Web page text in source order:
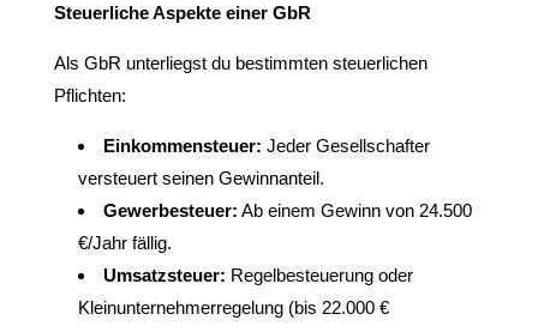
Steuerliche Aspekte einer GbR
Als GbR unterliegst du bestimmten steuerlichen
Pflichten:
Einkommensteuer: Jeder Gesellschafter
versteuert seinen Gewinnanteil.
Gewerbesteuer: Ab einem Gewinn von 24.500
€/Jahr fällig.
Umsatzsteuer: Regelbesteuerung oder
Kleinunternehmerregelung (bis 22.000 €